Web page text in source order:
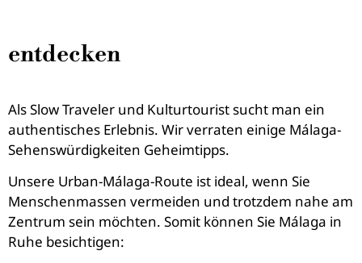
entdecken
Als Slow Traveler und Kulturtourist sucht man ein
authentisches Erlebnis. Wir verraten einige Málaga-
Sehenswürdigkeiten Geheimtipps.
Unsere Urban-Málaga-Route ist ideal, wenn Sie
Menschenmassen vermeiden und trotzdem nahe am
Zentrum sein möchten. Somit können Sie Málaga in
Ruhe besichtigen: